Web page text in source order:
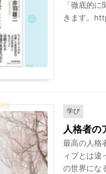
「徹底的
きます。
学び
人格者の
最高の人格
ィブとは違
の世界にな